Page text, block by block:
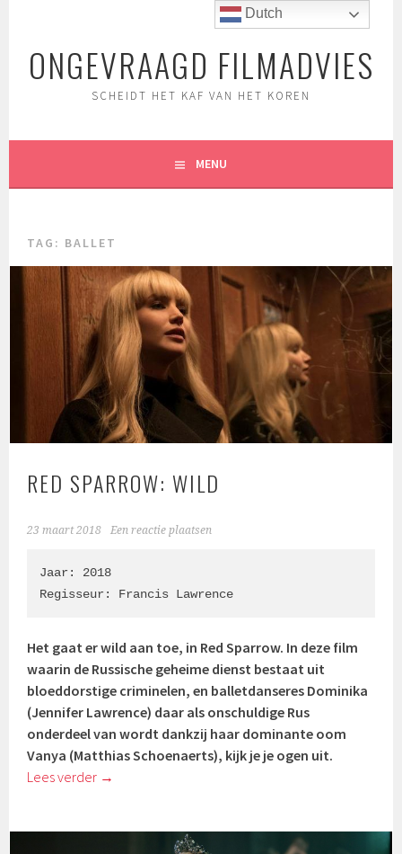
inhoudONGEVRAAGD FILMADVIES
SCHEIDT HET KAF VAN HET KOREN
MENU
TAG: BALLET
RED SPARROW: WILD
23 maart 2018 Een reactie plaatsen
Jaar: 2018
Regisseur: Francis Lawrence
Het gaat er wild aan toe, in Red Sparrow. In deze film
waarin de Russische geheime dienst bestaat uit
bloeddorstige criminelen, en balletdanseres Dominika
(Jennifer Lawrence) daar als onschuldige Rus
onderdeel van wordt dankzij haar dominante oom
Vanya (Matthias Schoenaerts), kijk je je ogen uit.
Lees verder →
Dutch